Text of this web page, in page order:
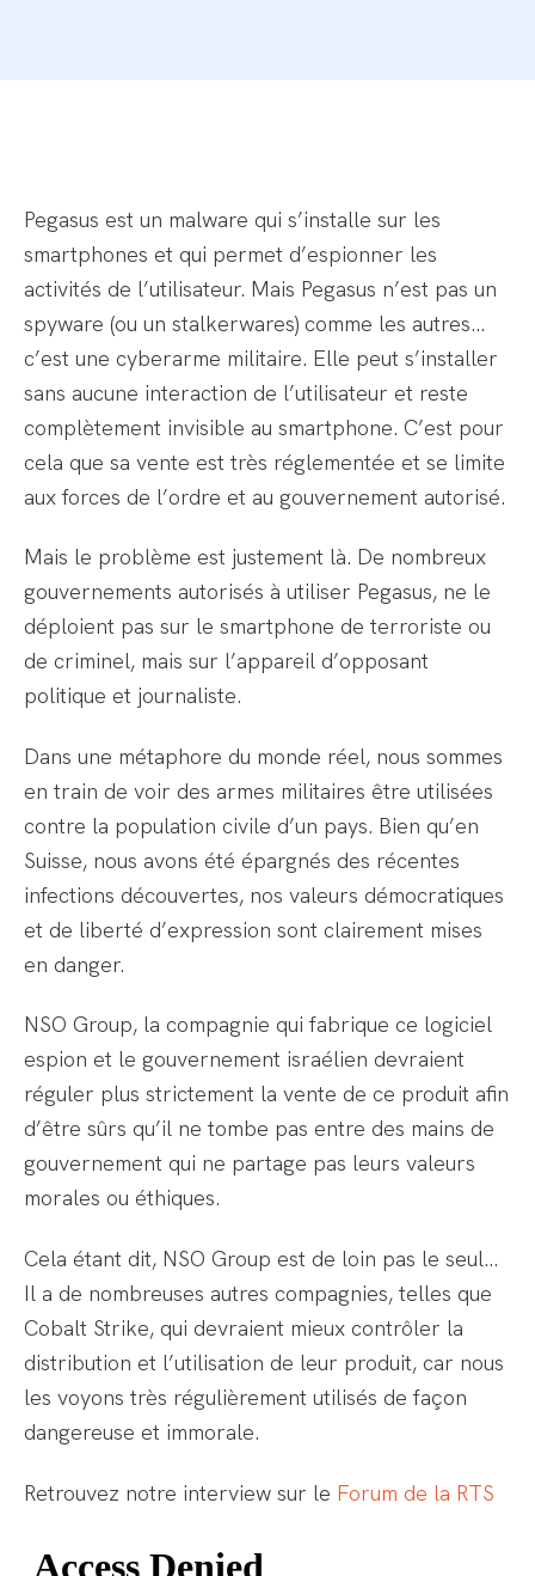
Pegasus est un malware qui s’installe sur les
smartphones et qui permet d’espionner les
activités de l’utilisateur. Mais Pegasus n’est pas un
spyware (ou un stalkerwares) comme les autres…
c’est une cyberarme militaire. Elle peut s’installer
sans aucune interaction de l’utilisateur et reste
complètement invisible au smartphone. C’est pour
cela que sa vente est très réglementée et se limite
aux forces de l’ordre et au gouvernement autorisé.
Mais le problème est justement là. De nombreux
gouvernements autorisés à utiliser Pegasus, ne le
déploient pas sur le smartphone de terroriste ou
de criminel, mais sur l’appareil d’opposant
politique et journaliste.
Dans une métaphore du monde réel, nous sommes
en train de voir des armes militaires être utilisées
contre la population civile d’un pays. Bien qu’en
Suisse, nous avons été épargnés des récentes
infections découvertes, nos valeurs démocratiques
et de liberté d’expression sont clairement mises
en danger.
NSO Group, la compagnie qui fabrique ce logiciel
espion et le gouvernement israélien devraient
réguler plus strictement la vente de ce produit afin
d’être sûrs qu’il ne tombe pas entre des mains de
gouvernement qui ne partage pas leurs valeurs
morales ou éthiques.
Cela étant dit, NSO Group est de loin pas le seul…
Il a de nombreuses autres compagnies, telles que
Cobalt Strike, qui devraient mieux contrôler la
distribution et l’utilisation de leur produit, car nous
les voyons très régulièrement utilisés de façon
dangereuse et immorale.
Retrouvez notre interview sur le Forum de la RTS